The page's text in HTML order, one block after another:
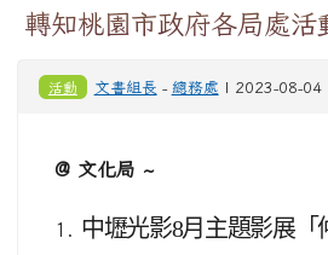
轉知桃園市政府各局處
活動 文書組長 - 總務處 | 2023-08-04
@ 文化局 ~
1.
中壢光影8月主題影展「